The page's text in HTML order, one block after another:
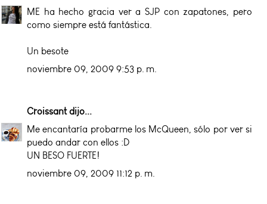
ME ha hecho gracia ver a SJP con zapatones, pero
como siempre está fantástica.
Un besote
noviembre 09, 2009 9:53 p. m.
Croissantdijo...
Me encantaría probarme los McQueen, sólo por ver si
puedo andar con ellos :D
UN BESO FUERTE!
noviembre 09, 2009 11:12 p. m.